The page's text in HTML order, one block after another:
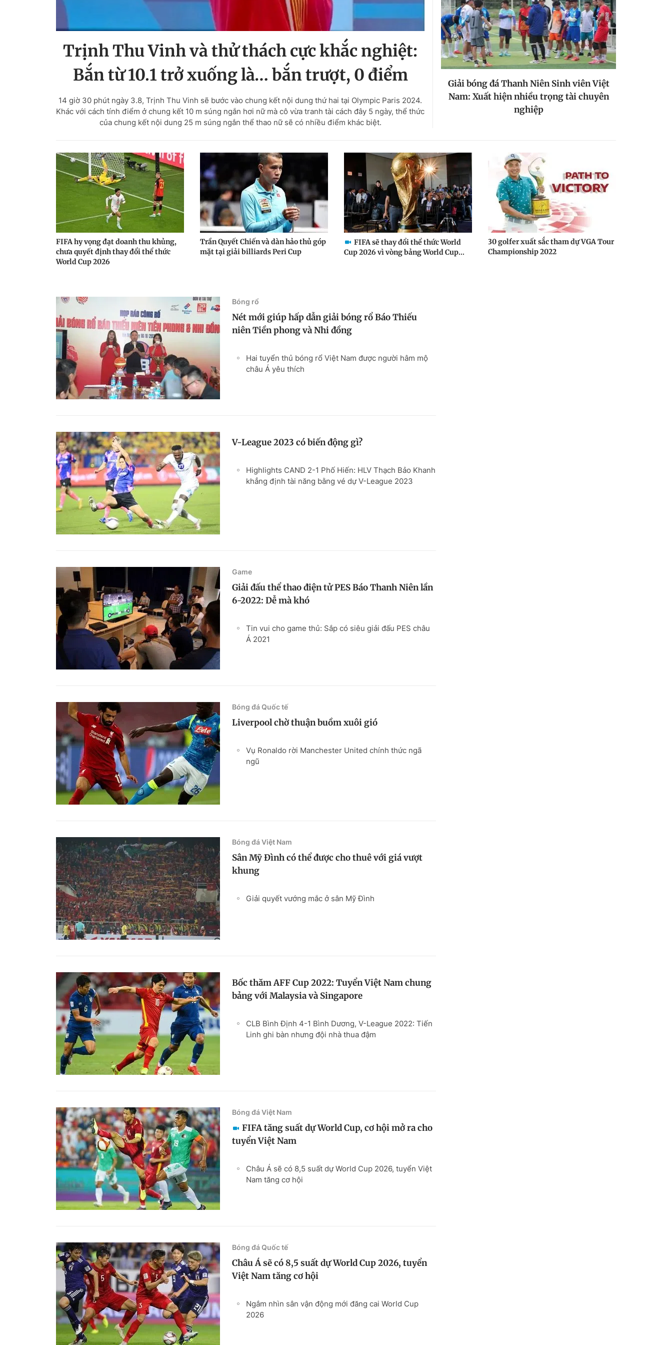
Trịnh Thu Vinh và thử thách cực khắc nghiệt:
Bắn từ 10.1 trở xuống là… bắn trượt, 0 điểm
14 giờ 30 phút ngày 3.8, Trịnh Thu Vinh sẽ bước vào chung kết nội dung thứ hai tại Olympic Paris 2024.
Khác với cách tính điểm ở chung kết 10 m súng ngắn hơi nữ mà cô vừa tranh tài cách đây 5 ngày, thể thức
của chung kết nội dung 25 m súng ngắn thể thao nữ sẽ có nhiều điểm khác biệt.
Giải bóng đá Thanh Niên Sinh viên Việt
Nam: Xuất hiện nhiều trọng tài chuyên
nghiệp
FIFA hy vọng đạt doanh thu khủng,
chưa quyết định thay đổi thể thức
World Cup 2026
Trần Quyết Chiến và dàn hảo thủ góp
mặt tại giải billiards Peri Cup
FIFA sẽ thay đổi thể thức World
Cup 2026 vì vòng bảng World Cup...
30 golfer xuất sắc tham dự VGA Tour
Championship 2022
Bóng rổ
Nét mới giúp hấp dẫn giải bóng rổ Báo Thiếu
niên Tiền phong và Nhi đồng
Hai tuyển thủ bóng rổ Việt Nam được người hâm mộ
châu Á yêu thích
V-League 2023 có biến động gì?
Highlights CAND 2-1 Phố Hiến: HLV Thạch Bảo Khanh
khẳng định tài năng bằng vé dự V-League 2023
Game
Giải đấu thể thao điện tử PES Báo Thanh Niên lần
6-2022: Dễ mà khó
Tin vui cho game thủ: Sắp có siêu giải đấu PES châu
Á 2021
Bóng đá Quốc tế
Liverpool chờ thuận buồm xuôi gió
Vụ Ronaldo rời Manchester United chính thức ngã
ngũ
Bóng đá Việt Nam
Sân Mỹ Đình có thể được cho thuê với giá vượt
khung
Giải quyết vướng mắc ở sân Mỹ Đình
Bốc thăm AFF Cup 2022: Tuyển Việt Nam chung
bảng với Malaysia và Singapore
CLB Bình Định 4-1 Bình Dương, V-League 2022: Tiến
Linh ghi bàn nhưng đội nhà thua đậm
Bóng đá Việt Nam
FIFA tăng suất dự World Cup, cơ hội mở ra cho
tuyển Việt Nam
Châu Á sẽ có 8,5 suất dự World Cup 2026, tuyển Việt
Nam tăng cơ hội
Bóng đá Quốc tế
Châu Á sẽ có 8,5 suất dự World Cup 2026, tuyển
Việt Nam tăng cơ hội
Ngắm nhìn sân vận động mới đăng cai World Cup
2026